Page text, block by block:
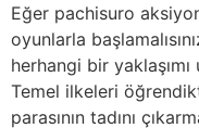
Eğer pachisuro
oyunlarla
herhangi bir
Temel ilkeleri
parasının tadını